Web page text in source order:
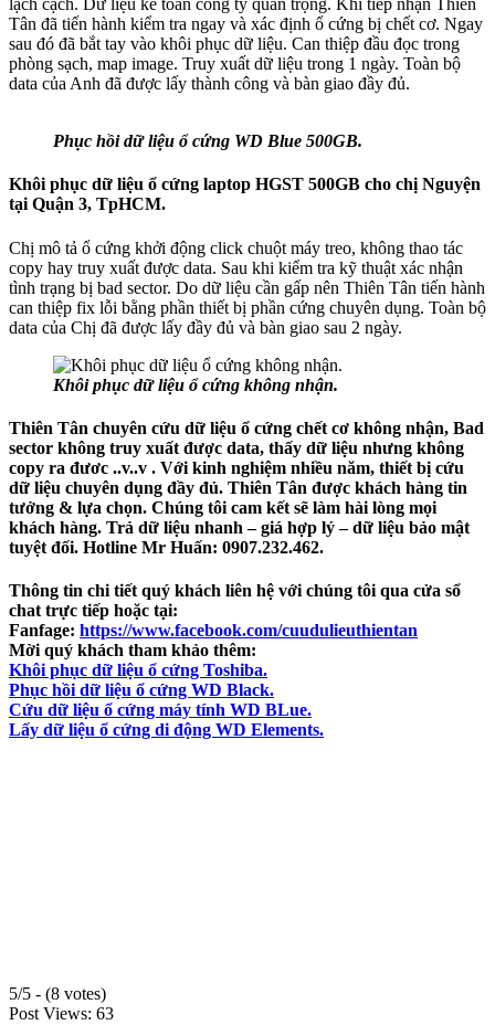
lạch cạch. Dữ liệu kế toán công ty quan trọng. Khi tiếp nhận Thiên
Tân đã tiến hành kiểm tra ngay và xác định ổ cứng bị chết cơ. Ngay
sau đó đã bắt tay vào khôi phục dữ liệu. Can thiệp đầu đọc trong
phòng sạch, map image. Truy xuất dữ liệu trong 1 ngày. Toàn bộ
data của Anh đã được lấy thành công và bàn giao đầy đủ.
Phục hồi dữ liệu ổ cứng WD Blue 500GB.
Khôi phục dữ liệu ổ cứng laptop HGST 500GB cho chị Nguyện
tại Quận 3, TpHCM.
Chị mô tả ổ cứng khởi động click chuột máy treo, không thao tác
copy hay truy xuất được data. Sau khi kiểm tra kỹ thuật xác nhận
tình trạng bị bad sector. Do dữ liệu cần gấp nên Thiên Tân tiến hành
can thiệp fix lỗi bằng phần thiết bị phần cứng chuyên dụng. Toàn bộ
data của Chị đã được lấy đầy đủ và bàn giao sau 2 ngày.
Khôi phục dữ liệu ổ cứng không nhận.
Thiên Tân chuyên cứu dữ liệu ổ cứng chết cơ không nhận, Bad
sector không truy xuất được data, thấy dữ liệu nhưng không
copy ra đươc ..v..v . Với kinh nghiệm nhiều năm, thiết bị cứu
dữ liệu chuyên dụng đầy đủ. Thiên Tân được khách hàng tin
tưởng & lựa chọn. Chúng tôi cam kết sẽ làm hài lòng mọi
khách hàng. Trả dữ liệu nhanh – giá hợp lý – dữ liệu bảo mật
tuyệt đối. Hotline Mr Huấn: 0907.232.462.
Thông tin chi tiết quý khách liên hệ với chúng tôi qua cửa sổ
chat trực tiếp hoặc tại:
Fanfage: https://www.facebook.com/cuudulieuthientan
Mời quý khách tham khảo thêm:
Khôi phục dữ liệu ổ cứng Toshiba.
Phục hồi dữ liệu ổ cứng WD Black.
Cứu dữ liệu ổ cứng máy tính WD BLue.
Lấy dữ liệu ổ cứng di động WD Elements.
5/5 - (8 votes)
Post Views: 63